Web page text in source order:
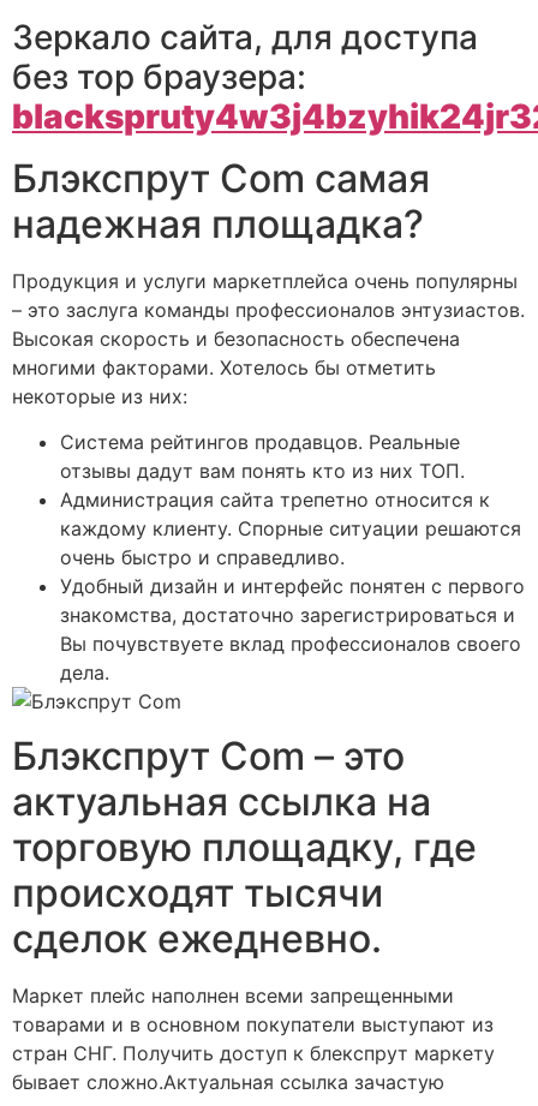
Зеркало сайта, для доступа
без тор браузера:
Блэкспрут Com самая
надежная площадка?
Продукция и услуги маркетплейса очень популярны
– это заслуга команды профессионалов энтузиастов.
Высокая скорость и безопасность обеспечена
многими факторами. Хотелось бы отметить
некоторые из них:
Система рейтингов продавцов. Реальные
отзывы дадут вам понять кто из них ТОП.
Администрация сайта трепетно относится к
каждому клиенту. Спорные ситуации решаются
очень быстро и справедливо.
Удобный дизайн и интерфейс понятен с первого
знакомства, достаточно зарегистрироваться и
Вы почувствуете вклад профессионалов своего
дела.
Блэкспрут Com – это
актуальная ссылка на
торговую площадку, где
происходят тысячи
сделок ежедневно.
Маркет плейс наполнен всеми запрещенными
товарами и в основном покупатели выступают из
стран СНГ. Получить доступ к блекспрут маркету
бывает сложно.Актуальная ссылка зачастую